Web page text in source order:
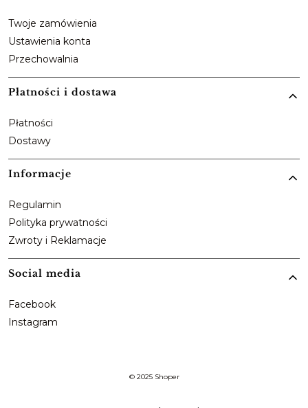
Twoje zamówienia
Ustawienia konta
Przechowalnia
Płatności i dostawa
Płatności
Dostawy
Informacje
Regulamin
Polityka prywatności
Zwroty i Reklamacje
Social media
Facebook
Instagram
© 2025 Shoper